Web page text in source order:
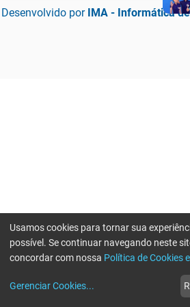
Desenvolvido por IMA - Informática
Usamos cookies para tornar sua
possível. Se continuar navegando neste
concordar com nossa Política de Cookies
Gerenciar Cookies...
Erro ao enviar informações, por favor